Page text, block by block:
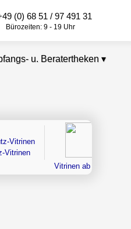
(0) 68 51 / 97 491 31
Bürozeiten: 9 - 19 Uhr
Vitrinen
Vitrinen ab Lager
u. Beratertheken ▾